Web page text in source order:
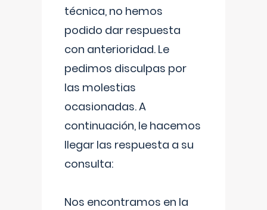
técnica, no hemos
podido dar respuesta
con anterioridad. Le
pedimos disculpas por
las molestias
ocasionadas. A
continuación, le hacemos
llegar las respuesta a su
consulta:
Nos encontramos en la